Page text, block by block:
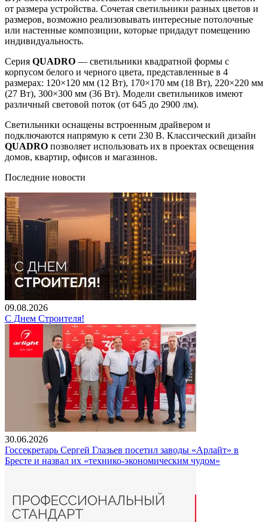
от размера устройства. Сочетая светильники разных цветов и
размеров, возможно реализовывать интересные потолочные
или настенные композиции, которые придадут помещению
индивидуальность.
Серия QUADRO — светильники квадратной формы с
корпусом белого и черного цвета, представленные в 4
размерах: 120×120 мм (12 Вт), 170×170 мм (18 Вт), 220×220 мм
(27 Вт), 300×300 мм (36 Вт). Модели светильников имеют
различный световой поток (от 645 до 2900 лм).
Светильники оснащены встроенным драйвером и
подключаются напрямую к сети 230 В. Классический дизайн
QUADRO позволяет использовать их в проектах освещения
домов, квартир, офисов и магазинов.
Последние новости
09.08.2026
С Днем Строителя!
30.06.2026
Госсекретарь Сергей Глазьев посетил заводы «Арлайт» в
Бресте и назвал их «технико-экономическим чудом»